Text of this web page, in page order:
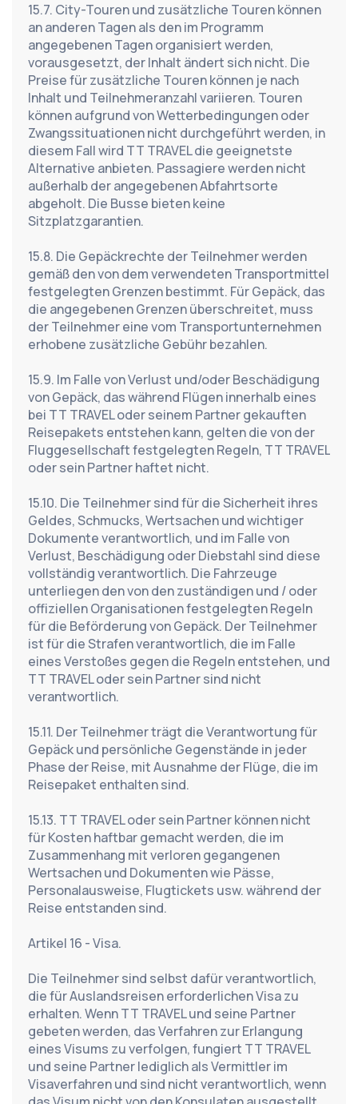
15.7. City-Touren und zusätzliche Touren können
an anderen Tagen als den im Programm
angegebenen Tagen organisiert werden,
vorausgesetzt, der Inhalt ändert sich nicht. Die
Preise für zusätzliche Touren können je nach
Inhalt und Teilnehmeranzahl variieren. Touren
können aufgrund von Wetterbedingungen oder
Zwangssituationen nicht durchgeführt werden, in
diesem Fall wird TT TRAVEL die geeignetste
Alternative anbieten. Passagiere werden nicht
außerhalb der angegebenen Abfahrtsorte
abgeholt. Die Busse bieten keine
Sitzplatzgarantien.
15.8. Die Gepäckrechte der Teilnehmer werden
gemäß den von dem verwendeten Transportmittel
festgelegten Grenzen bestimmt. Für Gepäck, das
die angegebenen Grenzen überschreitet, muss
der Teilnehmer eine vom Transportunternehmen
erhobene zusätzliche Gebühr bezahlen.
15.9. Im Falle von Verlust und/oder Beschädigung
von Gepäck, das während Flügen innerhalb eines
bei TT TRAVEL oder seinem Partner gekauften
Reisepakets entstehen kann, gelten die von der
Fluggesellschaft festgelegten Regeln, TT TRAVEL
oder sein Partner haftet nicht.
15.10. Die Teilnehmer sind für die Sicherheit ihres
Geldes, Schmucks, Wertsachen und wichtiger
Dokumente verantwortlich, und im Falle von
Verlust, Beschädigung oder Diebstahl sind diese
vollständig verantwortlich. Die Fahrzeuge
unterliegen den von den zuständigen und / oder
offiziellen Organisationen festgelegten Regeln
für die Beförderung von Gepäck. Der Teilnehmer
ist für die Strafen verantwortlich, die im Falle
eines Verstoßes gegen die Regeln entstehen, und
TT TRAVEL oder sein Partner sind nicht
verantwortlich.
15.11. Der Teilnehmer trägt die Verantwortung für
Gepäck und persönliche Gegenstände in jeder
Phase der Reise, mit Ausnahme der Flüge, die im
Reisepaket enthalten sind.
15.13. TT TRAVEL oder sein Partner können nicht
für Kosten haftbar gemacht werden, die im
Zusammenhang mit verloren gegangenen
Wertsachen und Dokumenten wie Pässe,
Personalausweise, Flugtickets usw. während der
Reise entstanden sind.
Artikel 16 - Visa.
Die Teilnehmer sind selbst dafür verantwortlich,
die für Auslandsreisen erforderlichen Visa zu
erhalten. Wenn TT TRAVEL und seine Partner
gebeten werden, das Verfahren zur Erlangung
eines Visums zu verfolgen, fungiert TT TRAVEL
und seine Partner lediglich als Vermittler im
Visaverfahren und sind nicht verantwortlich, wenn